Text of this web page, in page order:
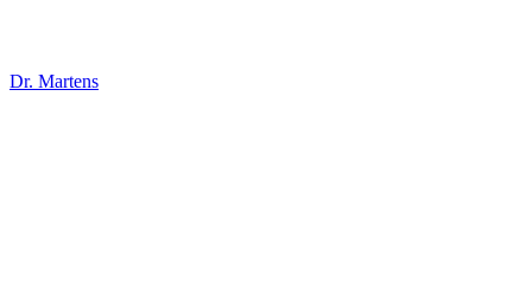
Dr. Martens